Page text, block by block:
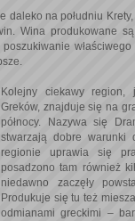
daleko na południu
Wina produkowane
Kolejny ciekawy region,
Greków, znajduje się na
północy. Nazywa się
stwarzają dobre
regionie uprawia się
posadzono tam również
niedawno zaczęły
Produkuje się tu też
odmianami greckimi –